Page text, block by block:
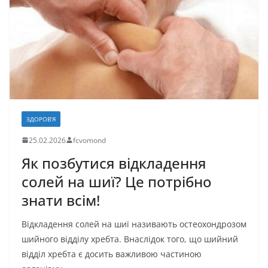
я
ЗДОРОВ’Я
25.02.2026 fcvomond
Як позбутися відкладення
солей на шиї? Це потрібно
знати всім!
Відкладення солей на шиї називають остеохондрозом
шийного відділу хребта. Внаслідок того, що шийний
відділ хребта є досить важливою частиною